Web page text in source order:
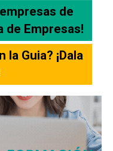
de
de Empresas!
Guia? ¡Dala